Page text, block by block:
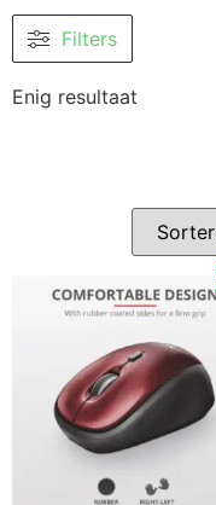
Filters
Enig resultaat